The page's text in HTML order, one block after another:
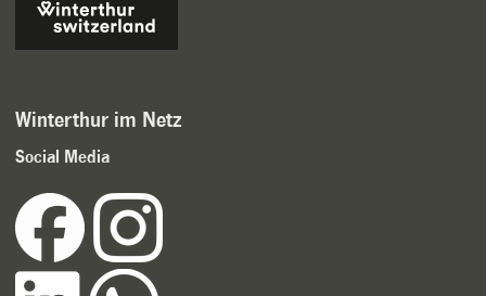
Winterthur im Netz
Social Media